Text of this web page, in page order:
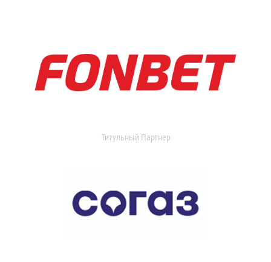
Титульный Партнер